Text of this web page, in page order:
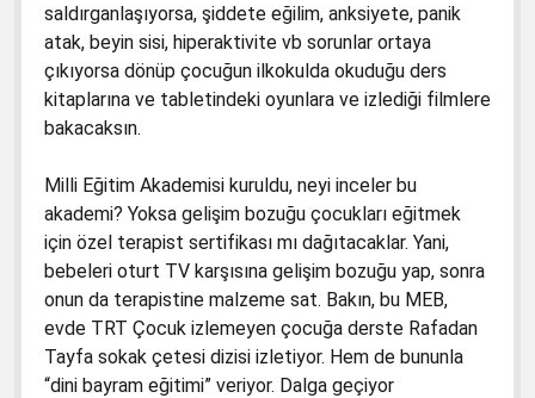
saldırganlaşıyorsa, şiddete eğilim, anksiyete, panik
atak, beyin sisi, hiperaktivite vb sorunlar ortaya
çıkıyorsa dönüp çocuğun ilkokulda okuduğu ders
kitaplarına ve tabletindeki oyunlara ve izlediği filmlere
bakacaksın.
Milli Eğitim Akademisi kuruldu, neyi inceler bu
akademi? Yoksa gelişim bozuğu çocukları eğitmek
için özel terapist sertifikası mı dağıtacaklar. Yani,
bebeleri oturt TV karşısına gelişim bozuğu yap, sonra
onun da terapistine malzeme sat. Bakın, bu MEB,
evde TRT Çocuk izlemeyen çocuğa derste Rafadan
Tayfa sokak çetesi dizisi izletiyor. Hem de bununla
“dini bayram eğitimi” veriyor. Dalga geçiyor